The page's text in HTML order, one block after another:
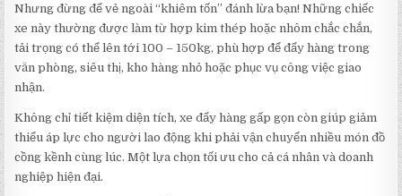
Nhưng đừng để vẻ ngoài “khiêm tốn” đánh lừa bạn! Những chiếc
xe này thường được làm từ hợp kim thép hoặc nhôm chắc chắn,
tải trọng có thể lên tới 100 – 150kg, phù hợp để đẩy hàng trong
văn phòng, siêu thị, kho hàng nhỏ hoặc phục vụ công việc giao
nhận.
Không chỉ tiết kiệm diện tích, xe đẩy hàng gấp gọn còn giúp giảm
thiểu áp lực cho người lao động khi phải vận chuyển nhiều món đồ
cồng kềnh cùng lúc. Một lựa chọn tối ưu cho cả cá nhân và doanh
nghiệp hiện đại.